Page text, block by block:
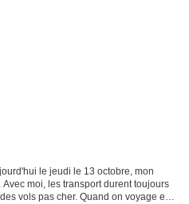
le jeudi le 13 octobre, mon
moi, les transport durent toujours
vols pas cher. Quand on voyage en